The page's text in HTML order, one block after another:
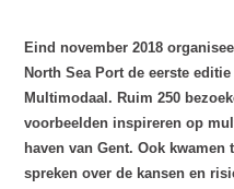
Eind november 2018
North Sea Port de eerste
Multimodaal. Ruim 250
voorbeelden inspireren op
haven van Gent. Ook
spreken over de kansen en